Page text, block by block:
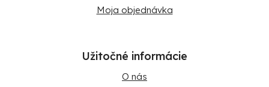
Moja objednávka
Užitočné informácie
O nás